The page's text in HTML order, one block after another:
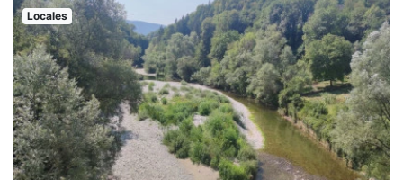
Locales